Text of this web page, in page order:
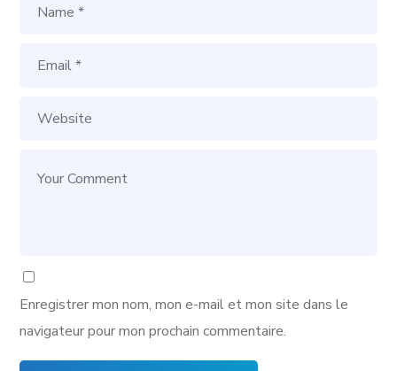
Enregistrer mon nom, mon e-mail et mon site dans le
navigateur pour mon prochain commentaire.